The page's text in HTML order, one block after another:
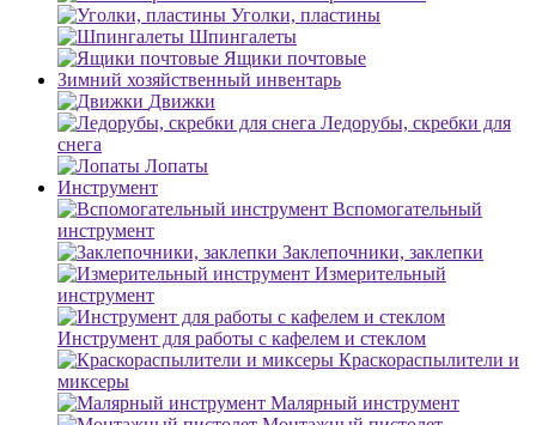
Уголки, пластины
Шпингалеты
Ящики почтовые
Зимний хозяйственный инвентарь
Движки
Ледорубы, скребки для
снега
Лопаты
Инструмент
Вспомогательный
инструмент
Заклепочники, заклепки
Измерительный
инструмент
Инструмент для работы с кафелем и стеклом
Краскораспылители и
миксеры
Малярный инструмент